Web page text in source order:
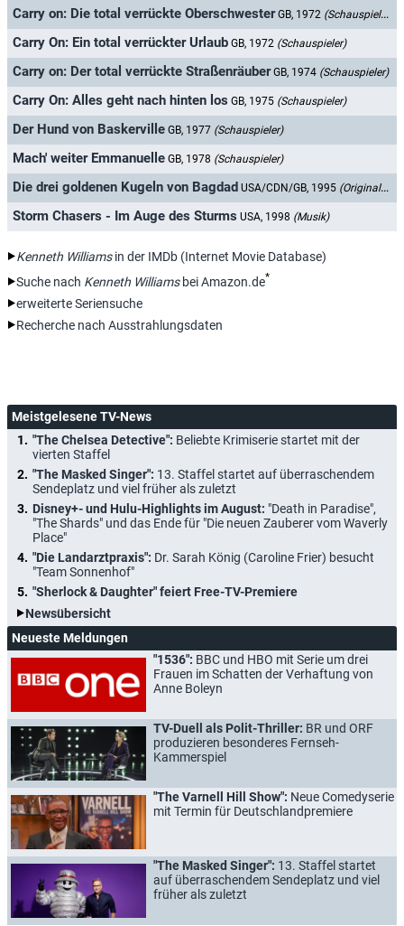
Carry on: Die total verrückte Oberschwester GB, 1972 (Schauspieler)
Carry On: Ein total verrückter Urlaub GB, 1972 (Schauspieler)
Carry on: Der total verrückte Straßenräuber GB, 1974 (Schauspieler)
Carry On: Alles geht nach hinten los GB, 1975 (Schauspieler)
Der Hund von Baskerville GB, 1977 (Schauspieler)
Mach' weiter Emmanuelle GB, 1978 (Schauspieler)
Die drei goldenen Kugeln von Bagdad USA/CDN/GB, 1995 (Originalsprecher)
Storm Chasers - Im Auge des Sturms USA, 1998 (Musik)
Kenneth Williamsin der IMDb (Internet Movie Database)
Suche nach Kenneth Williamsbei Amazon.de*
erweiterte Seriensuche
Recherche nach Ausstrahlungsdaten
Meistgelesene TV-News
"The Chelsea Detective": Beliebte Krimiserie startet mit der
vierten Staffel
"The Masked Singer": 13. Staffel startet auf überraschendem
Sendeplatz und viel früher als zuletzt
Disney+- und Hulu-Highlights im August: "Death in Paradise",
"The Shards" und das Ende für "Die neuen Zauberer vom Waverly
Place"
"Die Landarztpraxis": Dr. Sarah König (Caroline Frier) besucht
"Team Sonnenhof"
"Sherlock & Daughter" feiert Free-TV-Premiere
Newsübersicht
Neueste Meldungen
"1536": BBC und HBO mit Serie um drei
Frauen im Schatten der Verhaftung von
Anne Boleyn
TV-Duell als Polit-Thriller: BR und ORF
produzieren besonderes Fernseh-
Kammerspiel
"The Varnell Hill Show": Neue Comedyserie
mit Termin für Deutschlandpremiere
"The Masked Singer": 13. Staffel startet
auf überraschendem Sendeplatz und viel
früher als zuletzt